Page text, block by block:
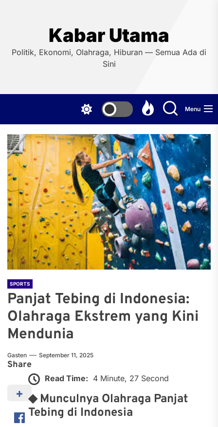
Kabar Utama
Politik, Ekonomi, Olahraga, Hiburan — Semua Ada di
Sini
Menu
SPORTS
Panjat Tebing di Indonesia:
Olahraga Ekstrem yang Kini
Mendunia
Gasten September 11, 2025
Share
Read Time: 4 Minute, 27 Second
◆ Munculnya Olahraga Panjat
Tebing di Indonesia